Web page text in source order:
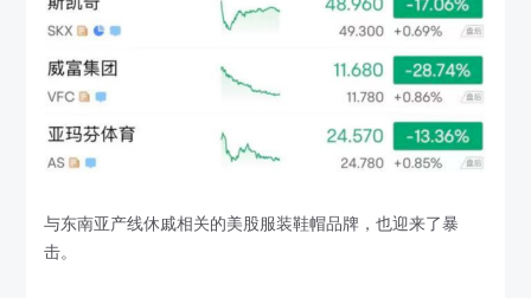
与东南亚产线休戚相关的美股服装鞋帽品牌，也迎来了暴
击。